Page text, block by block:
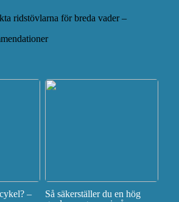
ridstövlarna för breda vader –
–
Så säkerställer du en hög